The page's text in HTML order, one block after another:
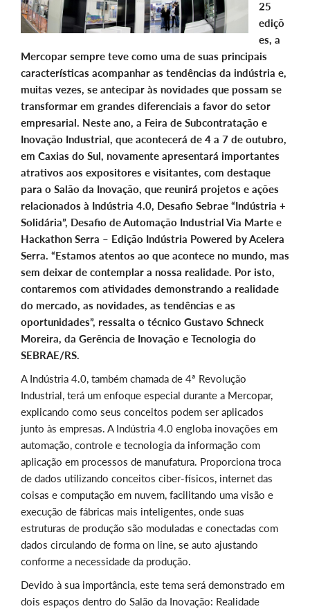
25
ediçõ
es, a
Mercopar sempre teve como uma de suas principais
características acompanhar as tendências da indústria e,
muitas vezes, se antecipar às novidades que possam se
transformar em grandes diferenciais a favor do setor
empresarial. Neste ano, a Feira de Subcontratação e
Inovação Industrial, que acontecerá de 4 a 7 de outubro,
em Caxias do Sul, novamente apresentará importantes
atrativos aos expositores e visitantes, com destaque
para o Salão da Inovação, que reunirá projetos e ações
relacionados à Indústria 4.0, Desafio Sebrae “Indústria +
Solidária”, Desafio de Automação Industrial Via Marte e
Hackathon Serra – Edição Indústria Powered by Acelera
Serra. “Estamos atentos ao que acontece no mundo, mas
sem deixar de contemplar a nossa realidade. Por isto,
contaremos com atividades demonstrando a realidade
do mercado, as novidades, as tendências e as
oportunidades”, ressalta o técnico Gustavo Schneck
Moreira, da Gerência de Inovação e Tecnologia do
SEBRAE/RS.
A Indústria 4.0, também chamada de 4ª Revolução
Industrial, terá um enfoque especial durante a Mercopar,
explicando como seus conceitos podem ser aplicados
junto às empresas. A Indústria 4.0 engloba inovações em
automação, controle e tecnologia da informação com
aplicação em processos de manufatura. Proporciona troca
de dados utilizando conceitos ciber-físicos, internet das
coisas e computação em nuvem, facilitando uma visão e
execução de fábricas mais inteligentes, onde suas
estruturas de produção são moduladas e conectadas com
dados circulando de forma on line, se auto ajustando
conforme a necessidade da produção.
Devido à sua importância, este tema será demonstrado em
dois espaços dentro do Salão da Inovação: Realidade